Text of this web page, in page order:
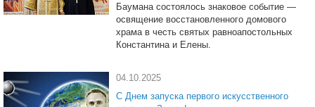
Баумана состоялось знаковое событие —
освящение восстановленного домового
храма в честь святых равноапостольных
Константина и Елены.
04.10.2025
С Днем запуска первого искусственного